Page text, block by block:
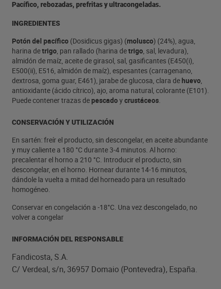
Pacífico, rebozadas, prefritas y ultracongeladas.
INGREDIENTES
Potón del pacífico (Dosidicus gigas) (molusco) (24%), agua,
harina detrigo, pan rallado (harina detrigo, sal, levadura),
almidón de maíz, aceite de girasol, sal, gasificantes (E450(i),
E500(ii), E516, almidón de maíz), espesantes (carragenano,
dextrosa, goma guar, E461), jarabe de glucosa, clara dehuevo,
antioxidante (ácido cítrico), ajo, aroma natural, colorante (E101).
Puede contener trazas de pescadoycrustáceos.
CONSERVACIÓN Y UTILIZACIÓN
En sartén: freír el producto, sin descongelar, en aceite abundante
y muy caliente a 180 °C durante 3-4 minutos. Al horno:
precalentar el horno a 210 °C. Introducir el producto, sin
descongelar, en el horno. Hornear durante 14-16 minutos,
dándole la vuelta a mitad del horneado para un resultado
homogéneo.
Conservar en congelación a -18°C. Una vez descongelado, no
volver a congelar
INFORMACIÓN DEL RESPONSABLE
Fandicosta, S.A.
C/ Verdeal, s/n, 36957 Domaio (Pontevedra), España.